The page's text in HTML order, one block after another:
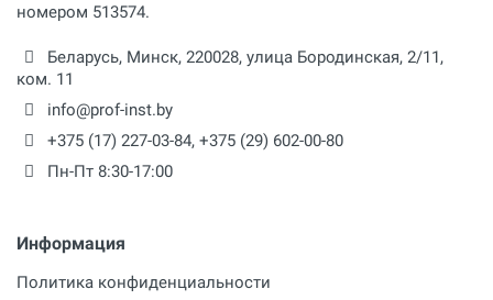
номером 513574.
Беларусь, Минск, 220028, улица Бородинская, 2/11,
ком. 11
info@prof-inst.by
+375 (17) 227-03-84, +375 (29) 602-00-80
Пн-Пт 8:30-17:00
Информация
Политика конфиденциальности